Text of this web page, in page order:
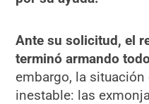
Ante su solicitud, el
terminó armando
embargo, la situación
inestable: las